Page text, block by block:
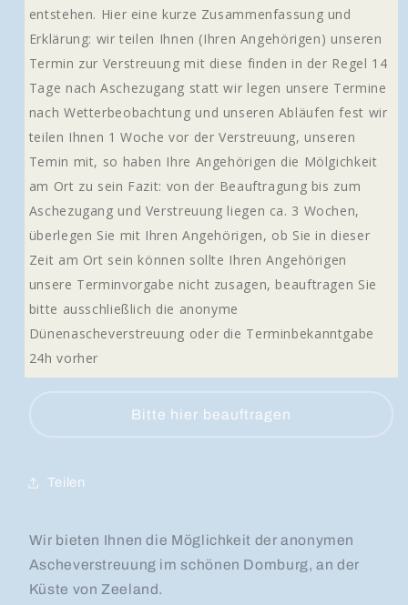
entstehen. Hier eine kurze Zusammenfassung und
Erklärung: wir teilen Ihnen (Ihren Angehörigen) unseren
Termin zur Verstreuung mit diese finden in der Regel 14
Tage nach Aschezugang statt wir legen unsere Termine
nach Wetterbeobachtung und unseren Abläufen fest wir
teilen Ihnen 1 Woche vor der Verstreuung, unseren
Temin mit, so haben Ihre Angehörigen die Mölgichkeit
am Ort zu sein Fazit: von der Beauftragung bis zum
Aschezugang und Verstreuung liegen ca. 3 Wochen,
überlegen Sie mit Ihren Angehörigen, ob Sie in dieser
Zeit am Ort sein können sollte Ihren Angehörigen
unsere Terminvorgabe nicht zusagen, beauftragen Sie
bitte ausschließlich die anonyme
Dünenascheverstreuung oder die Terminbekanntgabe
24h vorher
Bitte hier beauftragen
Teilen
Wir bieten Ihnen die Möglichkeit der anonymen
Ascheverstreuung im schönen Domburg, an der
Küste von Zeeland.